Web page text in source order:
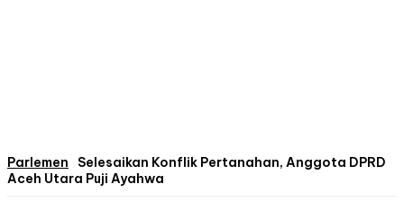
Parlemen
Selesaikan Konflik Pertanahan, Anggota DPRD
Aceh Utara Puji Ayahwa